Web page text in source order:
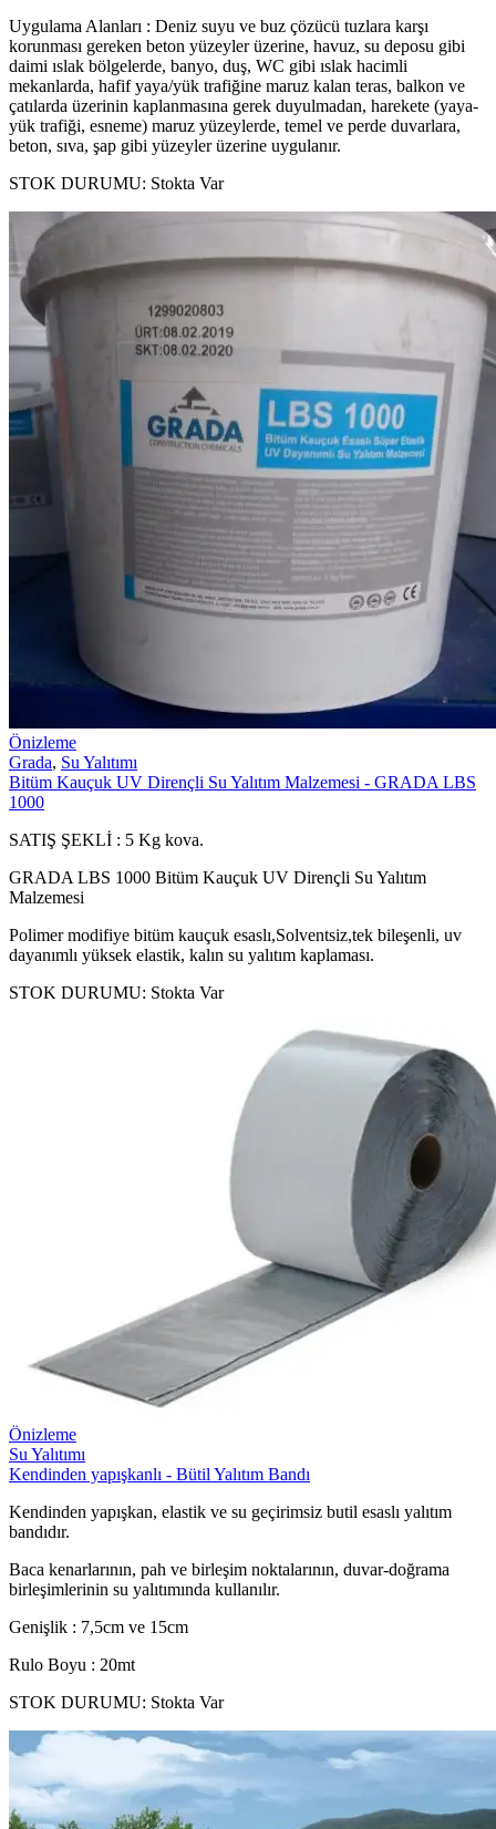
Uygulama Alanları : Deniz suyu ve buz çözücü tuzlara karşı
korunması gereken beton yüzeyler üzerine, havuz, su deposu gibi
daimi ıslak bölgelerde, banyo, duş, WC gibi ıslak hacimli
mekanlarda, hafif yaya/yük trafiğine maruz kalan teras, balkon ve
çatılarda üzerinin kaplanmasına gerek duyulmadan, harekete (yaya-
yük trafiği, esneme) maruz yüzeylerde, temel ve perde duvarlara,
beton, sıva, şap gibi yüzeyler üzerine uygulanır.
STOK DURUMU: Stokta Var
Önizleme
Grada, Su Yalıtımı
Bitüm Kauçuk UV Dirençli Su Yalıtım Malzemesi - GRADA LBS
1000
SATIŞ ŞEKLİ : 5 Kg kova.
GRADA LBS 1000 Bitüm Kauçuk UV Dirençli Su Yalıtım
Malzemesi
Polimer modifiye bitüm kauçuk esaslı,Solventsiz,tek bileşenli, uv
dayanımlı yüksek elastik, kalın su yalıtım kaplaması.
STOK DURUMU: Stokta Var
Önizleme
Su Yalıtımı
Kendinden yapışkanlı - Bütil Yalıtım Bandı
Kendinden yapışkan, elastik ve su geçirimsiz butil esaslı yalıtım
bandıdır.
Baca kenarlarının, pah ve birleşim noktalarının, duvar-doğrama
birleşimlerinin su yalıtımında kullanılır.
Genişlik : 7,5cm ve 15cm
Rulo Boyu : 20mt
STOK DURUMU: Stokta Var